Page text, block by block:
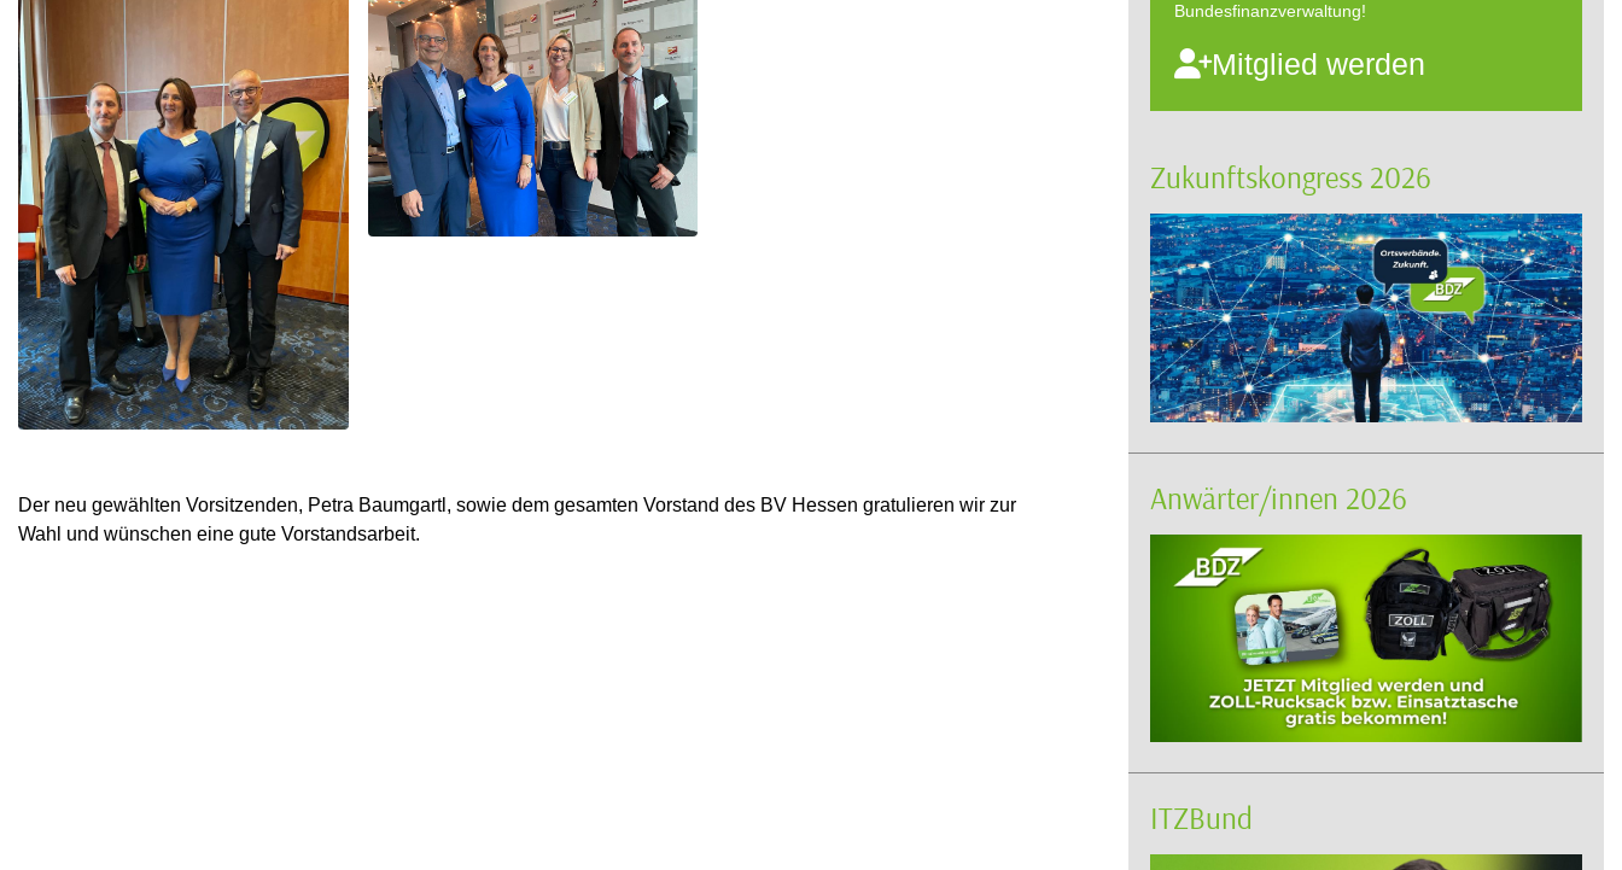
Der neu gewählten Vorsitzenden, Petra Baumgartl, sowie dem gesamten Vorstand des BV Hessen gratulieren wir zur
Wahl und wünschen eine gute Vorstandsarbeit.
Bundesfinanzverwaltung!
Mitglied werden
Zukunftskongress 2026
Anwärter/innen 2026
ITZBund